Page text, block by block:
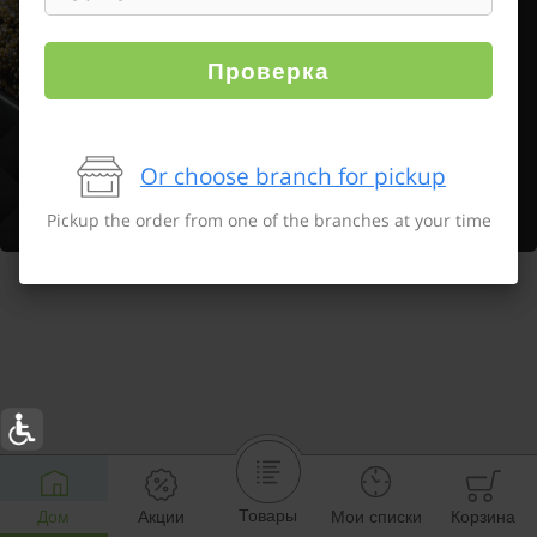
Дом Акции Товары Мои списки Корзина
Проверка
Or choose branch for pickup
Pickup the order from one of the branches at your time